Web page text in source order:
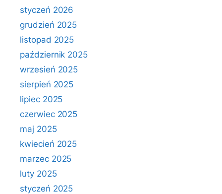
styczeń 2026
grudzień 2025
listopad 2025
październik 2025
wrzesień 2025
sierpień 2025
lipiec 2025
czerwiec 2025
maj 2025
kwiecień 2025
marzec 2025
luty 2025
styczeń 2025